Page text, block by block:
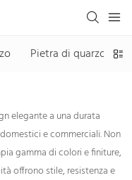
Pietra di quarzo
elegante a una durata
e commerciali. Non
gamma di colori e finiture,
offrono stile, resistenza e